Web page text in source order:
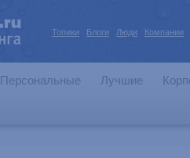
Топики Блоги Люди Компании
Персональные Лучшие